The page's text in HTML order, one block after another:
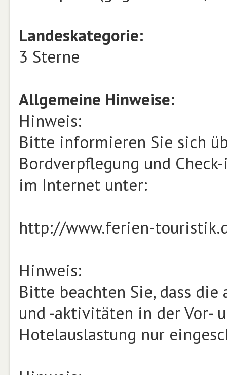
Landeskategorie:
3 Sterne
Allgemeine Hinweise:
Hinweis:
Bitte informieren Sie sich
Bordverpflegung und
im Internet unter:
http://www.ferien-
Hinweis:
Bitte beachten Sie, dass
und -aktivitäten in der Vor-
Hotelauslastung nur